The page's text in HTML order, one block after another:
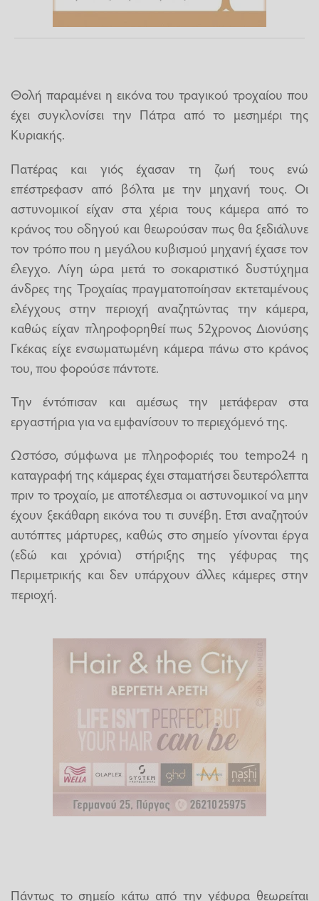
Θολή παραμένει η εικόνα του τραγικού τροχαίου που
έχει συγκλονίσει την Πάτρα από το μεσημέρι της
Κυριακής.
Πατέρας και γιός έχασαν τη ζωή τους ενώ
επέστρεφασν από βόλτα με την μηχανή τους. Οι
αστυνομικοί είχαν στα χέρια τους κάμερα από το
κράνος του οδηγού και θεωρούσαν πως θα ξεδιάλυνε
τον τρόπο που η μεγάλου κυβισμού μηχανή έχασε τον
έλεγχο. Λίγη ώρα μετά το σοκαριστικό δυστύχημα
άνδρες της Τροχαίας πραγματοποίησαν εκτεταμένους
ελέγχους στην περιοχή αναζητώντας την κάμερα,
καθώς είχαν πληροφορηθεί πως 52χρονος Διονύσης
Γκέκας είχε ενσωματωμένη κάμερα πάνω στο κράνος
του, που φορούσε πάντοτε.
Την έντόπισαν και αμέσως την μετάφεραν στα
εργαστήρια για να εμφανίσουν το περιεχόμενό της.
Ωστόσο, σύμφωνα με πληροφοριές του tempo24 η
καταγραφή της κάμερας έχει σταματήσει δευτερόλεπτα
πριν το τροχαίο, με αποτέλεσμα οι αστυνομικοί να μην
έχουν ξεκάθαρη εικόνα του τι συνέβη. Ετσι αναζητούν
αυτόπτες μάρτυρες, καθώς στο σημείο γίνονται έργα
(εδώ και χρόνια) στήριξης της γέφυρας της
Περιμετρικής και δεν υπάρχουν άλλες κάμερες στην
περιοχή.
Πάντως το σημείο κάτω από την γέφυρα θεωρείται